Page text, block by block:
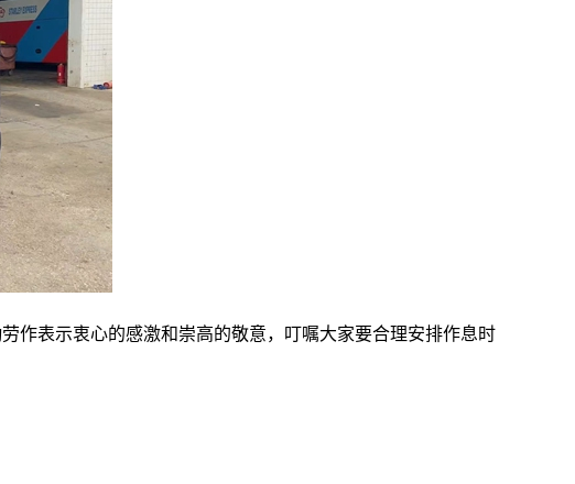
作表示衷心的感激和崇高的敬意，叮嘱大家要合理安排作息时